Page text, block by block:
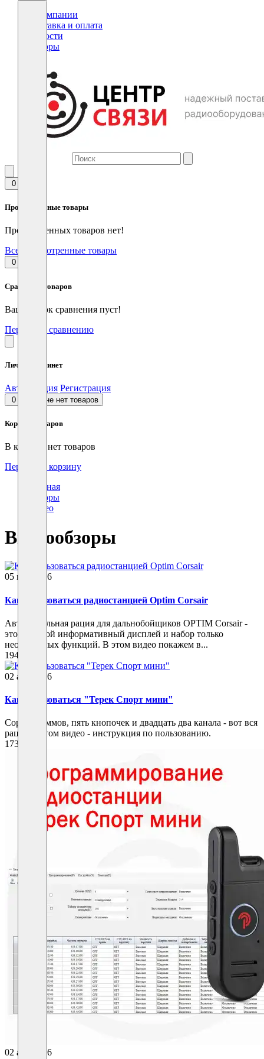
О компании
Доставка и оплата
Новости
Обзоры
0
Просмотренные товары
Просмотренных товаров нет!
Все просмотренные товары
0
Сравнение товаров
Ваш список сравнения пуст!
Перейти к сравнению
Личный кабинет
Авторизация Регистрация
0 В корзине нет товаров
Корзина товаров
В корзине нет товаров
Перейти в корзину
Главная
Обзоры
Видео
Видеообзоры
05 мая 2026
Как пользоваться радиостанцией Optim Corsair
Автомобильная рация для дальнобойщиков OPTIM Corsair -
это большой информативный дисплей и набор только
необходимых функций. В этом видео покажем в...
194
02 апр 2026
Как пользоваться "Терек Спорт мини"
Сорок граммов, пять кнопочек и двадцать два канала - вот вся
рация!В этом видео - инструкция по пользованию.
173
02 апр 2026